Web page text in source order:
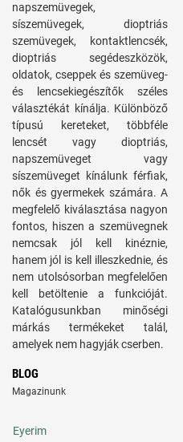
napszemüvegek,
síszemüvegek, dioptriás
szemüvegek, kontaktlencsék,
dioptriás segédeszközök,
oldatok, cseppek és szemüveg-
és lencsekiegészítők széles
választékát kínálja. Különböző
típusú kereteket, többféle
lencsét vagy dioptriás,
napszemüveget vagy
síszemüveget kínálunk férfiak,
nők és gyermekek számára. A
megfelelő kiválasztása nagyon
fontos, hiszen a szemüvegnek
nemcsak jól kell kinéznie,
hanem jól is kell illeszkednie, és
nem utolsósorban megfelelően
kell betöltenie a funkcióját.
Katalógusunkban minőségi
márkás termékeket talál,
amelyek nem hagyják cserben.
BLOG
Magazinunk
Eyerim